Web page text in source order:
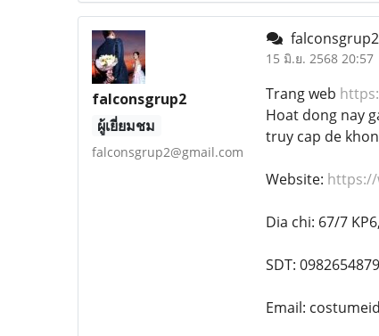
falconsgrup2
ผู้เยี่ยมชม
falconsgrup2@gmail.com
falconsgrup2
15 มิ.ย. 2568 20:57
Trang web
Hoat dong nay
truy cap de
Website:
Dia chi: 67/7
SDT: 0982654879
Email: